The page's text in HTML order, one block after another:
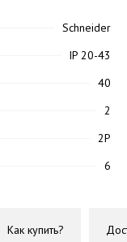
Schneider
IP 20-43
40
2
2P
6
Как купить?